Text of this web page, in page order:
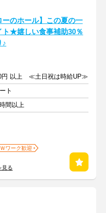
ーのホール】この夏の一
ト★嬉しい食事補助30％
♪
円 以上 ≪土日祝は時給UP≫
ト
間以上
ワーク歓迎
見る